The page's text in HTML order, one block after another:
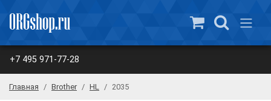
+7 495 971-77-28
Главная Brother HL 2035